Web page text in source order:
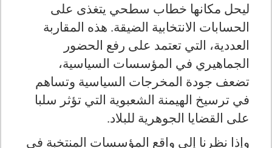
ليحل مكانها خطاب سطحي يتغذى على
الحسابات الانتخابية الضيقة. هذه المقاربة
العددية، التي تعتمد على رفع الحضور
الجماهيري في المؤسسات السياسية،
تضعف جودة المخرجات السياسية وتساهم
في ترسيخ الهيمنة الشعبوية التي تؤثر سلبا
على القضايا الجوهرية للبلاد.
وإذا نظرنا إلى واقع المؤسسات المنتخبة في